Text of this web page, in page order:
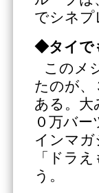
でシネプ
◆タイで
このメ
たのが、
ある。大
０万バ
インマガ
「ドラ
う。